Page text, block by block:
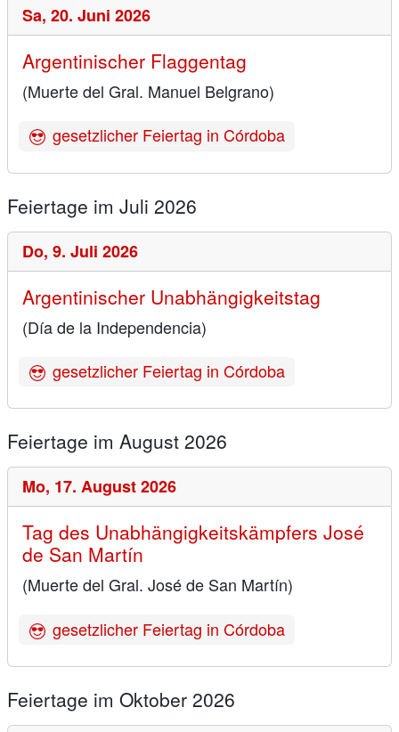
Sa, 20. Juni 2026
Argentinischer Flaggentag
(Muerte del Gral. Manuel Belgrano)
gesetzlicher Feiertag in Córdoba
Feiertage im Juli 2026
Do, 9. Juli 2026
Argentinischer Unabhängigkeitstag
(Día de la Independencia)
gesetzlicher Feiertag in Córdoba
Feiertage im August 2026
Mo, 17. August 2026
Tag des Unabhängigkeitskämpfers José
de San Martín
(Muerte del Gral. José de San Martín)
gesetzlicher Feiertag in Córdoba
Feiertage im Oktober 2026